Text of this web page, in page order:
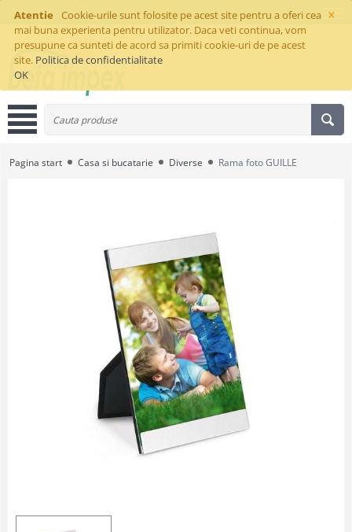
×
Atentie
Cookie-urile sunt folosite pe acest site pentru a oferi cea
mai buna experienta pentru utilizator. Daca veti continua, vom
presupune ca sunteti de acord sa primiti cookie-uri de pe acest
site. Politica de confidentialitate
OK
Pagina start Casa si bucatarie Diverse Rama foto GUILLE